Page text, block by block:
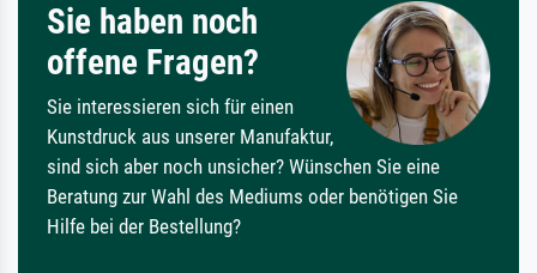
Sie haben noch
offene Fragen?
Sie interessieren sich für einen
Kunstdruck aus unserer Manufaktur,
sind sich aber noch unsicher? Wünschen Sie eine
Beratung zur Wahl des Mediums oder benötigen Sie
Hilfe bei der Bestellung?